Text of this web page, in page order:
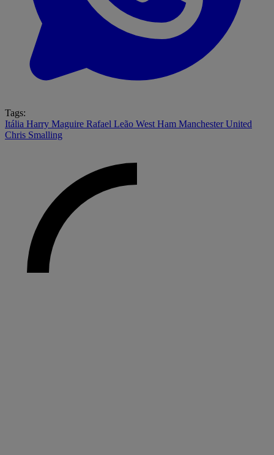
Tags:
Itália Harry Maguire Rafael Leão West Ham Manchester United
Chris Smalling